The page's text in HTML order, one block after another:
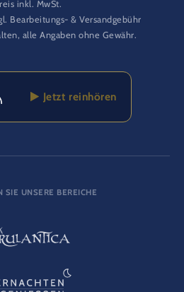
inkl. MwSt.
Bearbeitungs- & Versandgebühr
alle Angaben ohne Gewähr.
Jetzt reinhören
SIE UNSERE BEREICHE